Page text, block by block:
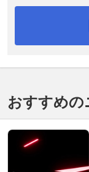
おすすめの